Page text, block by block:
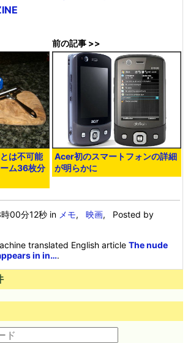
は不可能
ム36枚分
前の記事 >>
Acer初のスマートフォンの詳細
が明らかに
00分12秒 in メモ,映画, Posted by
translated English articleThe nude
in in….